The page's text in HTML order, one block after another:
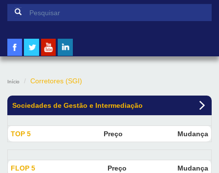
Formulário de pesquisa
Início Corretores (SGI)
Sociedades de Gestão e Intermediação
TOP 5 Preço Mudança
FLOP 5 Preço Mudança